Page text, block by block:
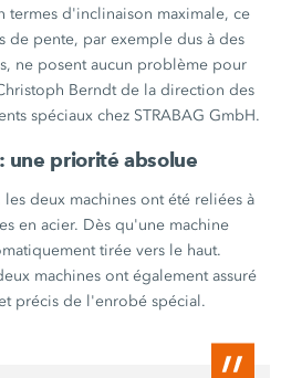
termes d'inclinaison maximale, ce
de pente, par exemple dus à des
ne posent aucun problème pour
Berndt de la direction des
spéciaux chez STRABAG GmbH.
une priorité absolue
deux machines ont été reliées à
en acier. Dès qu'une machine
tirée vers le haut.
machines ont également assuré
précis de l'enrobé spécial.